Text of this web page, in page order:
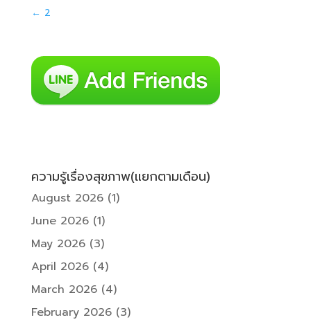
← 2
ความรู้เรื่องสุขภาพ(แยกตามเดือน)
August 2026(1)
June 2026(1)
May 2026(3)
April 2026(4)
March 2026(4)
February 2026(3)